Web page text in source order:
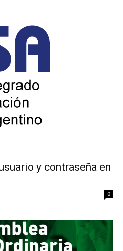
y contraseña en
0